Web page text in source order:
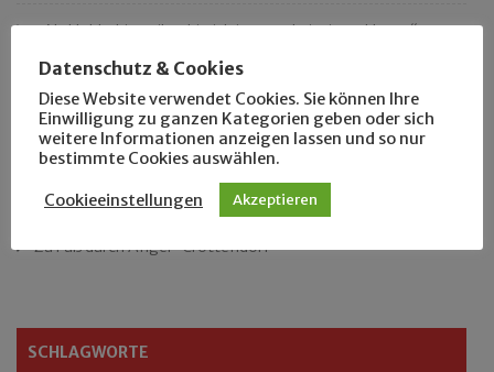
„Als Hobbyhistoriker bin ich in ganz Leipzig zu Hause“
Der Leipziger Schmiedetag von 1904
Rennfahrer in Schönefeld und Zschocher
Zu Fuß durch Anger-Crottendorf
SCHLAGWORTE
Datenschutz & Cookies
Diese Website verwendet Cookies. Sie können Ihre
Einwilligung zu ganzen Kategorien geben oder sich
weitere Informationen anzeigen lassen und so nur
bestimmte Cookies auswählen.
Cookieeinstellungen Akzeptieren